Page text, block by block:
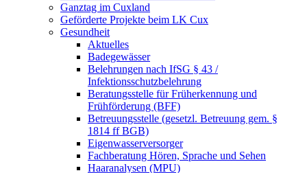
Ganztag im Cuxland
Geförderte Projekte beim LK Cux
Gesundheit
Aktuelles
Badegewässer
Belehrungen nach IfSG § 43 /
Infektionsschutzbelehrung
Beratungsstelle für Früherkennung und
Frühförderung (BFF)
Betreuungsstelle (gesetzl. Betreuung gem. §
1814 ff BGB)
Eigenwasserversorger
Fachberatung Hören, Sprache und Sehen
Haaranalysen (MPU)